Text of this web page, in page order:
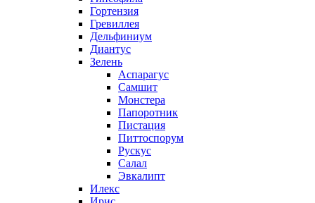
Гортензия
Гревиллея
Дельфиниум
Диантус
Зелень
Аспарагус
Самшит
Монстера
Папоротник
Пистация
Питтоспорум
Рускус
Салал
Эвкалипт
Илекс